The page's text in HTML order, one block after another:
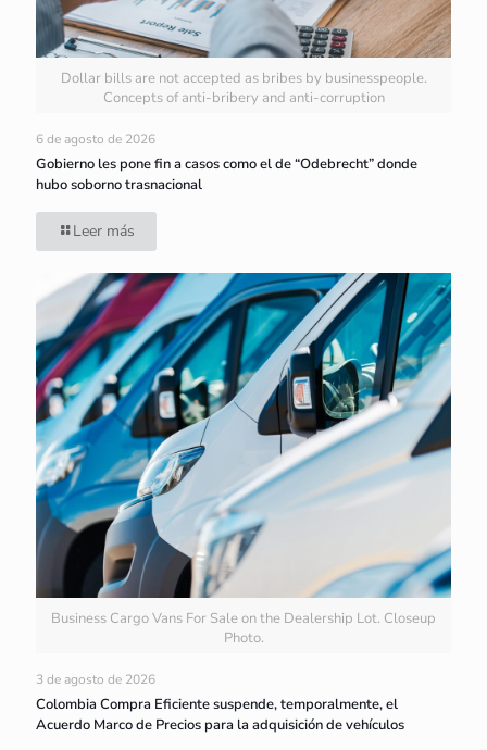
Dollar bills are not accepted as bribes by businesspeople.
Concepts of anti-bribery and anti-corruption
6 de agosto de 2026
Gobierno les pone fin a casos como el de “Odebrecht” donde
hubo soborno trasnacional
Leer más
Business Cargo Vans For Sale on the Dealership Lot. Closeup
Photo.
3 de agosto de 2026
Colombia Compra Eficiente suspende, temporalmente, el
Acuerdo Marco de Precios para la adquisición de vehículos